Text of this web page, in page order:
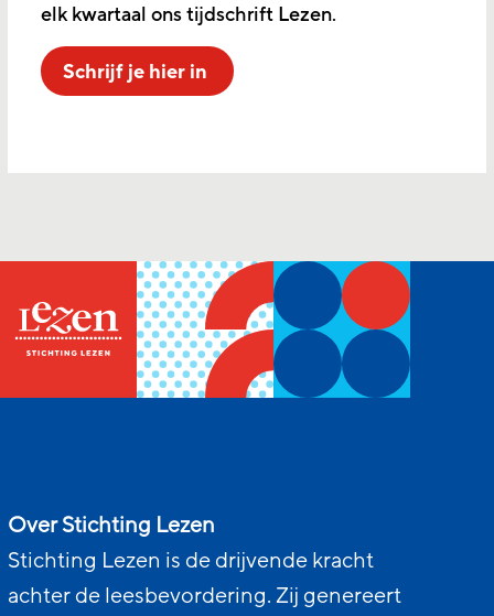
elk kwartaal ons tijdschrift Lezen.
Schrijf je hier in
Over Stichting Lezen
Stichting Lezen is de drijvende kracht
achter de leesbevordering. Zij genereert